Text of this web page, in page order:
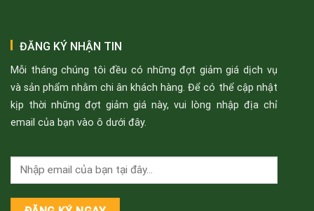
ĐĂNG KÝ NHẬN TIN
Mỗi tháng chúng tôi đều có những đợt giảm giá dịch vụ
và sản phẩm nhằm chi ân khách hàng. Để có thể cập nhật
kịp thời những đợt giảm giá này, vui lòng nhập địa chỉ
email của bạn vào ô dưới đây.